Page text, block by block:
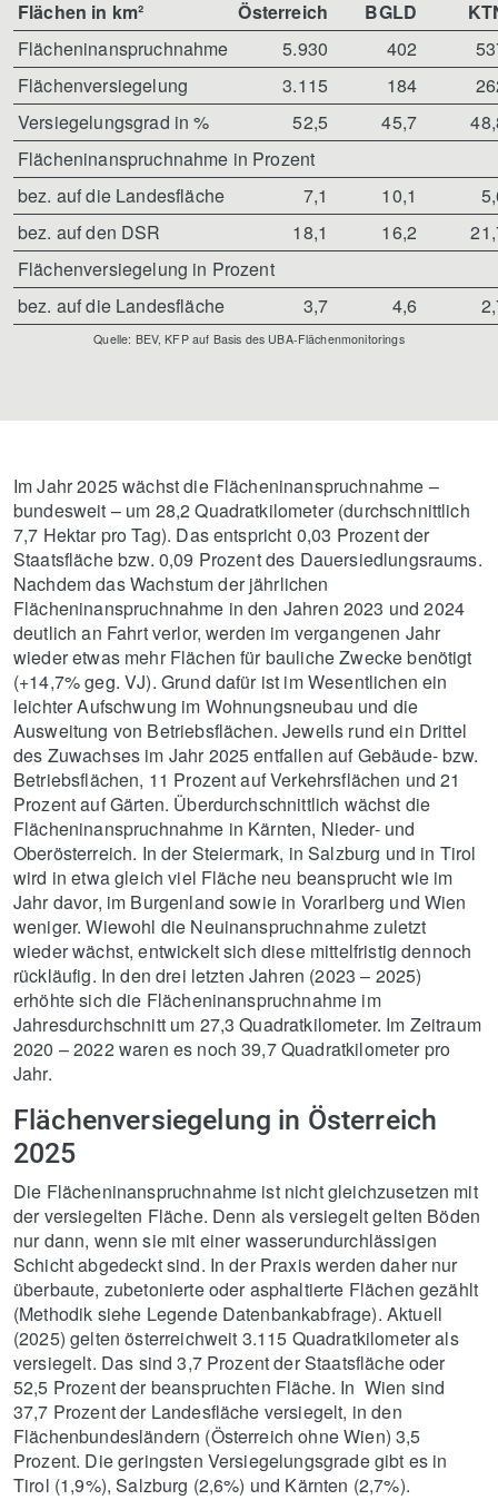
Flächen in km² Österreich BGLD
Flächeninanspruchnahme
5.930 402
Flächenversiegelung
3.115 184
Versiegelungsgrad in %
52,5 45,7
Flächeninanspruchnahme in Prozent
bez. auf die Landesfläche
7,1 10,1
bez. auf den DSR
18,1 16,2
Flächenversiegelung in Prozent
bez. auf die Landesfläche
3,7 4,6
Quelle: BEV, KFP auf Basis des UBA-Flächenmonitorings
Im Jahr 2025 wächst die Flächeninanspruchnahme –
bundesweit – um 28,2 Quadratkilometer (durchschnittlich
7,7 Hektar pro Tag). Das entspricht 0,03 Prozent der
Staatsfläche bzw. 0,09 Prozent des Dauersiedlungsraums.
Nachdem das Wachstum der jährlichen
Flächeninanspruchnahme in den Jahren 2023 und 2024
deutlich an Fahrt verlor, werden im vergangenen Jahr
wieder etwas mehr Flächen für bauliche Zwecke benötigt
(+14,7% geg. VJ). Grund dafür ist im Wesentlichen ein
leichter Aufschwung im Wohnungsneubau und die
Ausweitung von Betriebsflächen. Jeweils rund ein Drittel
des Zuwachses im Jahr 2025 entfallen auf Gebäude- bzw.
Betriebsflächen, 11 Prozent auf Verkehrsflächen und 21
Prozent auf Gärten. Überdurchschnittlich wächst die
Flächeninanspruchnahme in Kärnten, Nieder- und
Oberösterreich. In der Steiermark, in Salzburg und in Tirol
wird in etwa gleich viel Fläche neu beansprucht wie im
Jahr davor, im Burgenland sowie in Vorarlberg und Wien
weniger. Wiewohl die Neuinanspruchnahme zuletzt
wieder wächst, entwickelt sich diese mittelfristig dennoch
rückläufig. In den drei letzten Jahren (2023 – 2025)
erhöhte sich die Flächeninanspruchnahme im
Jahresdurchschnitt um 27,3 Quadratkilometer. Im Zeitraum
2020 – 2022 waren es noch 39,7 Quadratkilometer pro
Jahr.
Flächenversiegelung in Österreich
2025
Die Flächeninanspruchnahme ist nicht gleichzusetzen mit
der versiegelten Fläche. Denn als versiegelt gelten Böden
nur dann, wenn sie mit einer wasserundurchlässigen
Schicht abgedeckt sind. In der Praxis werden daher nur
überbaute, zubetonierte oder asphaltierte Flächen gezählt
(Methodik siehe Legende Datenbankabfrage). Aktuell
(2025) gelten österreichweit 3.115 Quadratkilometer als
versiegelt. Das sind 3,7 Prozent der Staatsfläche oder
52,5 Prozent der beanspruchten Fläche. In Wien sind
37,7 Prozent der Landesfläche versiegelt, in den
Flächenbundesländern (Österreich ohne Wien) 3,5
Prozent. Die geringsten Versiegelungsgrade gibt es in
Tirol (1,9%), Salzburg (2,6%) und Kärnten (2,7%).